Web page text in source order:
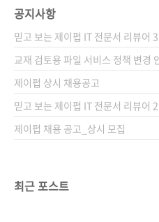
188*245 제 본 반양장(Soft Cover) 정 가
호: 13560 시리즈 I♥Mobile 01 (아이러
일 01) 분 야 모바일 프로그래밍 / 아이폰 /
프로그래밍 관련 사이트 아마존 원서 소
공지사항
믿고 보는 제이펍 IT 전문서 리뷰어
교재 검토용 파일 서비스 정책 변경
제이펍 상시 채용공고
믿고 보는 제이펍 IT 전문서 리뷰어
제이펍 채용 공고_상시 모집
최근 포스트